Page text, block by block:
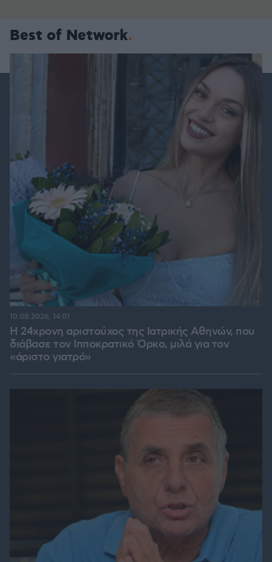
Best of Network
Η 24χρονη αριστούχος της Ιατρικής Αθηνών, που
διάβασε τον Ιπποκρατικό Όρκο, μιλά για τον
«άριστο γιατρό»
10.08.2026, 14:01